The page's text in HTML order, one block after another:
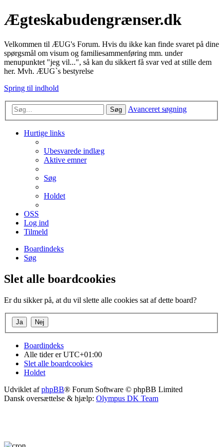
Ægteskabudengrænser.dk
Velkommen til ÆUG's Forum. Hvis du ikke kan finde svaret på dine
spørgsmål om visum og familiesammenføring mm. under
menupunktet "jeg vil...", så kan du sikkert få svar ved at stille dem
her. Mvh. ÆUG`s bestyrelse
Spring til indhold
Søg Avanceret søgning
Hurtige links
Ubesvarede indlæg
Aktive emner
Søg
Holdet
OSS
Log ind
Tilmeld
Boardindeks
Søg
Slet alle boardcookies
Er du sikker på, at du vil slette alle cookies sat af dette board?
Boardindeks
Alle tider erUTC+01:00
Slet alle boardcookies
Holdet
Udviklet afphpBB® Forum Software © phpBB Limited
Dansk oversættelse & hjælp: Olympus DK Team